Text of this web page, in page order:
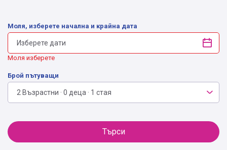
Моля, изберете начална и крайна дата
Моля изберете
Брой пътуващи
2 Възрастни · 0 деца · 1 стая
Търси